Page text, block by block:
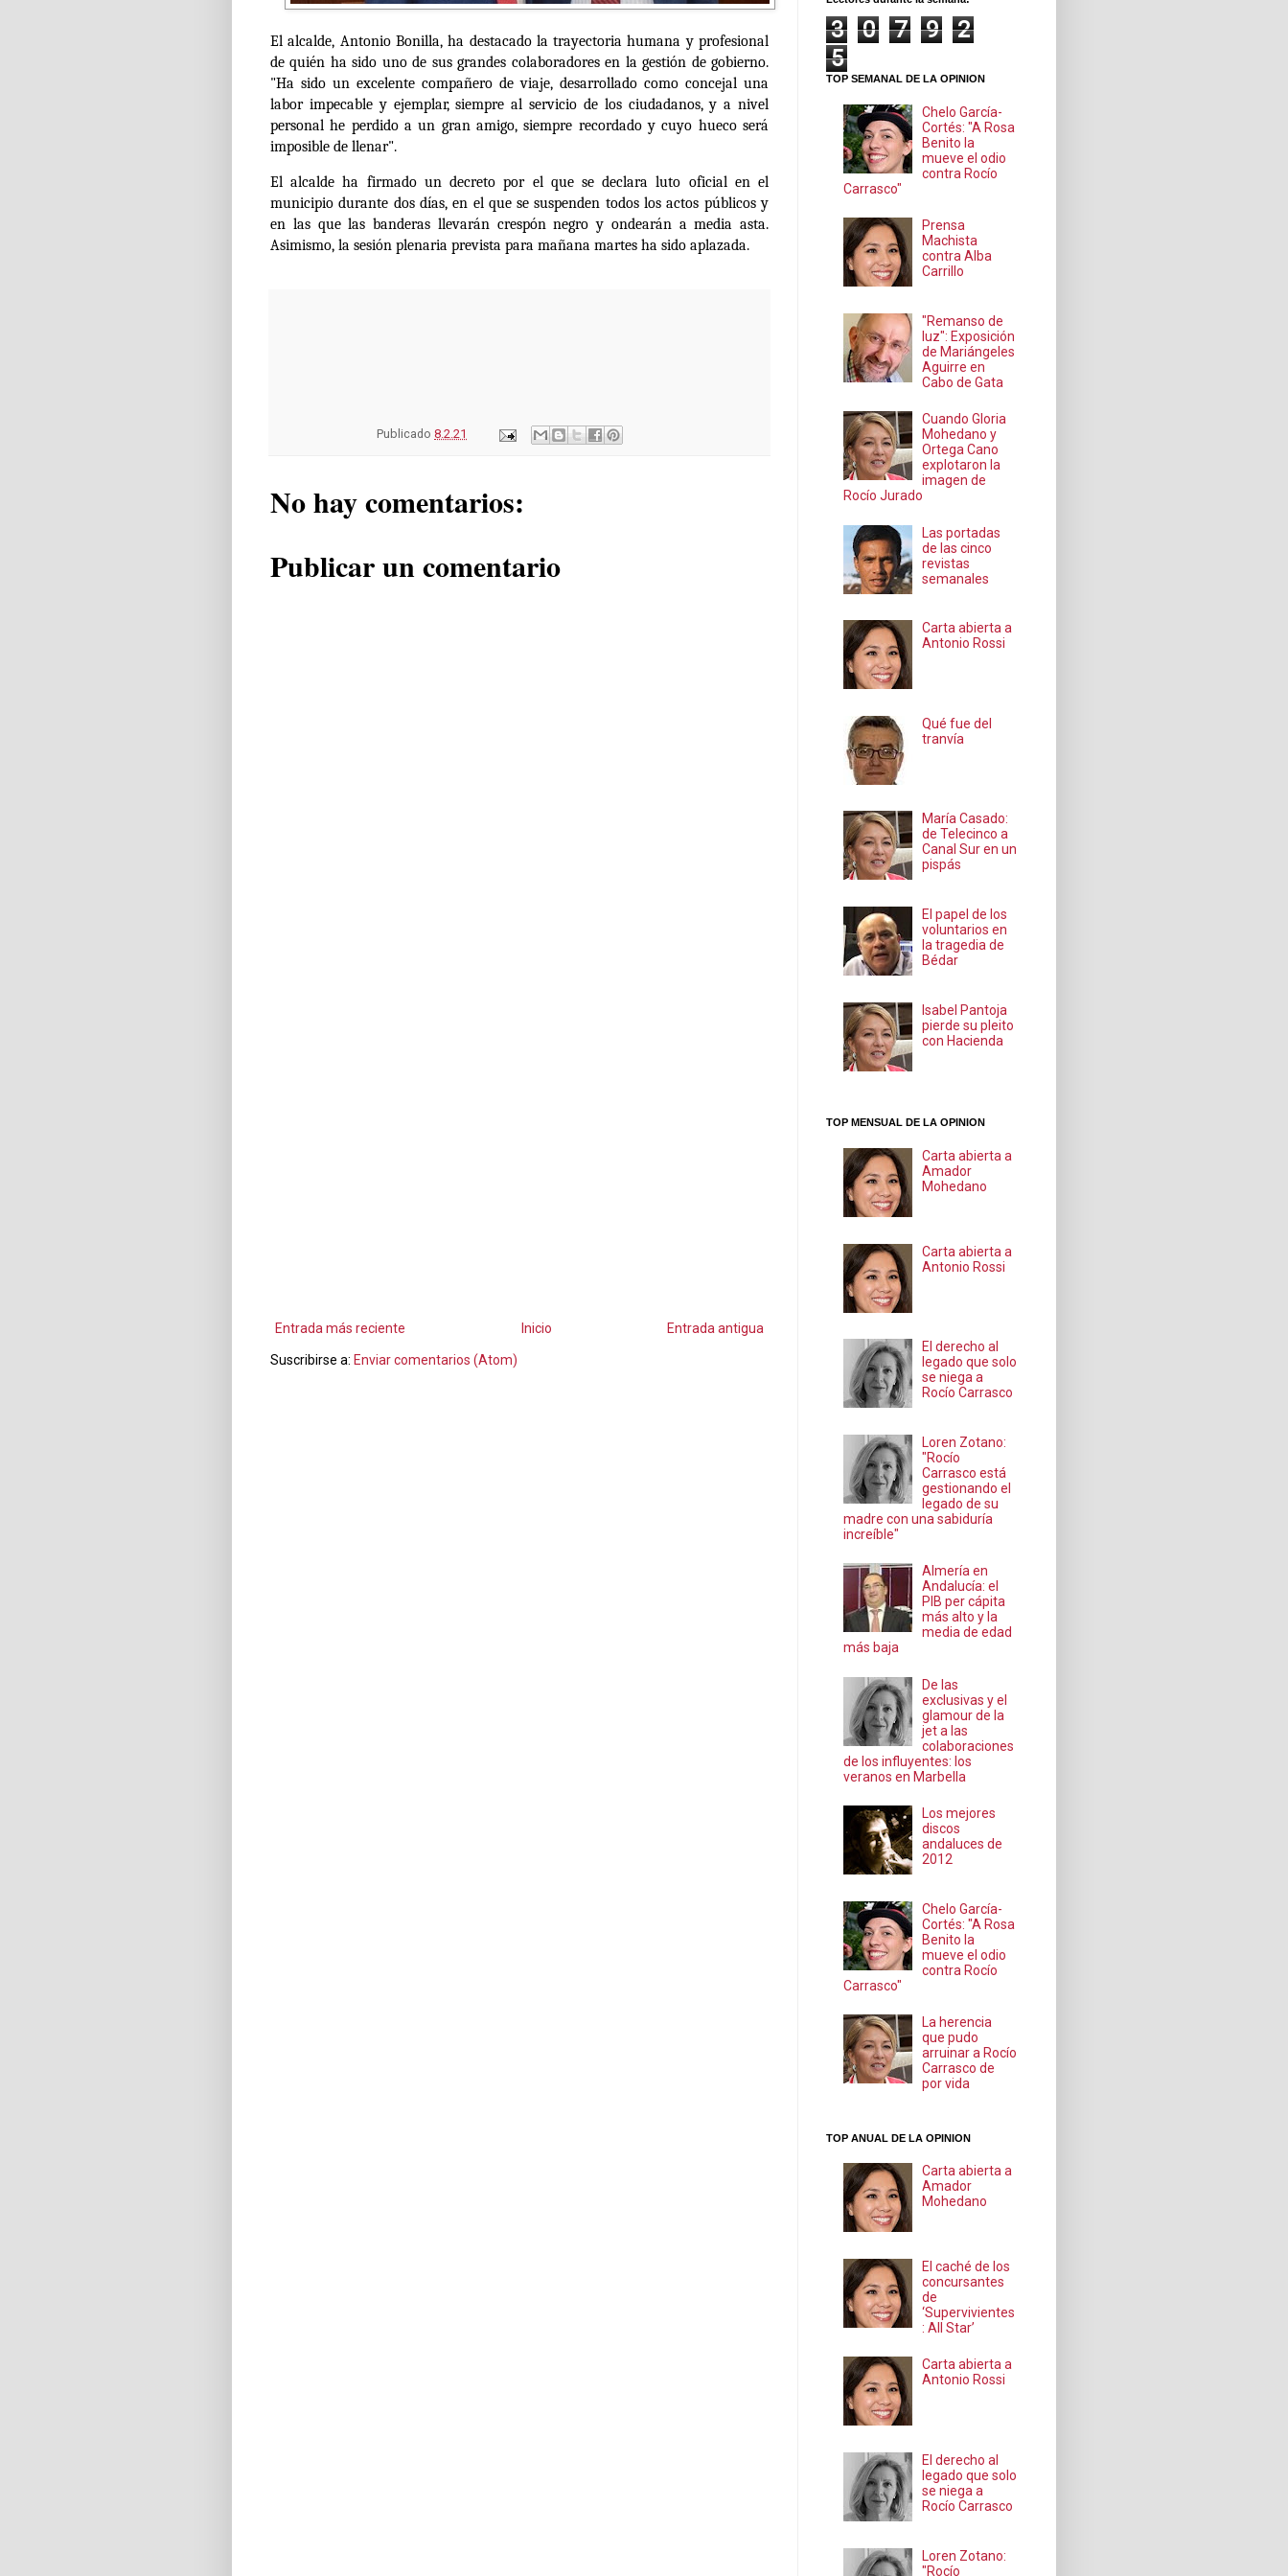
El alcalde, Antonio Bonilla, ha destacado la trayectoria humana y profesional
de quién ha sido uno de sus grandes colaboradores en la gestión de gobierno.
"Ha sido un excelente compañero de viaje, desarrollado como concejal una
labor impecable y ejemplar, siempre al servicio de los ciudadanos, y a nivel
personal he perdido a un gran amigo, siempre recordado y cuyo hueco será
imposible de llenar".
El alcaldeha firmado un decreto por el que se declara luto oficial en el
municipio durante dos días, en el que se suspenden todos los actos públicos y
en las que las banderas llevarán crespón negro y ondearán a media asta.
Asimismo, la sesión plenaria prevista para mañana martes ha sido aplazada.
Publicado 8.2.21
No hay comentarios:
Publicar un comentario
Entrada más reciente Entrada antigua
Inicio
Suscribirse a: Enviar comentarios (Atom)
3 0 7 9
2
5
TOP SEMANAL DE LA OPINION
Chelo García-
Cortés: "A Rosa
Benito la
mueve el odio
contra Rocío
Carrasco"
Prensa
Machista
contra Alba
Carrillo
"Remanso de
luz": Exposición
de Mariángeles
Aguirre en
Cabo de Gata
Cuando Gloria
Mohedano y
Ortega Cano
explotaron la
imagen de
Rocío Jurado
Las portadas
de las cinco
revistas
semanales
Carta abierta a
Antonio Rossi
Qué fue del
tranvía
María Casado:
de Telecinco a
Canal Sur en un
pispás
El papel de los
voluntarios en
la tragedia de
Bédar
Isabel Pantoja
pierde su pleito
con Hacienda
TOP MENSUAL DE LA OPINION
Carta abierta a
Amador
Mohedano
Carta abierta a
Antonio Rossi
El derecho al
legado que solo
se niega a
Rocío Carrasco
Loren Zotano:
"Rocío
Carrasco está
gestionando el
legado de su
madre con una sabiduría
increíble"
Almería en
Andalucía: el
PIB per cápita
más alto y la
media de edad
más baja
De las
exclusivas y el
glamour de la
jet a las
colaboraciones
de los influyentes: los
veranos en Marbella
Los mejores
discos
andaluces de
2012
Chelo García-
Cortés: "A Rosa
Benito la
mueve el odio
contra Rocío
Carrasco"
La herencia
que pudo
arruinar a Rocío
Carrasco de
por vida
TOP ANUAL DE LA OPINION
Carta abierta a
Amador
Mohedano
El caché de los
concursantes
de
‘Supervivientes
: All Star’
Carta abierta a
Antonio Rossi
El derecho al
legado que solo
se niega a
Rocío Carrasco
Loren Zotano:
"Rocío